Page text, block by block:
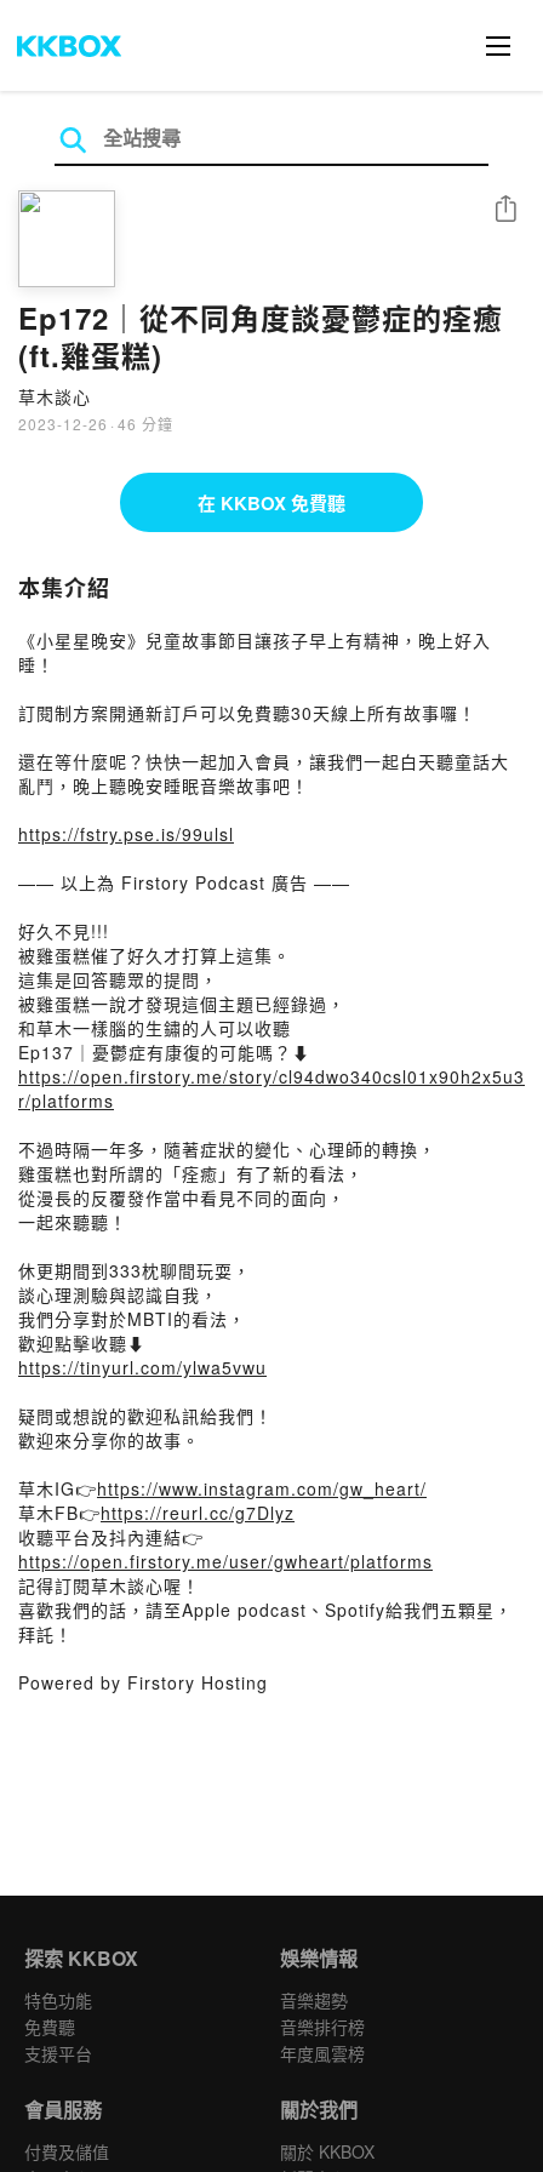
Ep172｜從不同角度談憂鬱症的痊癒
(ft.雞蛋糕)
草木談心
2023-12-26 · 46 分鐘
分享
在 KKBOX 免費聽
本集介紹
《小星星晚安》兒童故事節目讓孩子早上有精神，晚上好入
睡！
訂閱制方案開通新訂戶可以免費聽30天線上所有故事囉！
還在等什麼呢？快快一起加入會員，讓我們一起白天聽童話大
亂鬥，晚上聽晚安睡眠音樂故事吧！
https://fstry.pse.is/99ulsl
—— 以上為 Firstory Podcast 廣告 ——
好久不見!!!
被雞蛋糕催了好久才打算上這集。
這集是回答聽眾的提問，
被雞蛋糕一說才發現這個主題已經錄過，
和草木一樣腦的生鏽的人可以收聽
Ep137｜憂鬱症有康復的可能嗎？⬇️
https://open.firstory.me/story/cl94dwo340csl01x90h2x5u3
r/platforms
不過時隔一年多，隨著症狀的變化、心理師的轉換，
雞蛋糕也對所謂的「痊癒」有了新的看法，
從漫長的反覆發作當中看見不同的面向，
一起來聽聽！
休更期間到333枕聊間玩耍，
談心理測驗與認識自我，
我們分享對於MBTI的看法，
歡迎點擊收聽⬇️
https://tinyurl.com/ylwa5vwu
疑問或想說的歡迎私訊給我們！
歡迎來分享你的故事。
草木IG👉https://www.instagram.com/gw_heart/
草木FB👉https://reurl.cc/g7Dlyz
收聽平台及抖內連結👉
https://open.firstory.me/user/gwheart/platforms
記得訂閱草木談心喔！
喜歡我們的話，請至Apple podcast、Spotify給我們五顆星，
拜託！
Powered by Firstory Hosting
探索 KKBOX
特色功能
免費聽
支援平台
娛樂情報
音樂趨勢
音樂排行榜
年度風雲榜
會員服務
付費及儲值
關於我們
關於 KKBOX